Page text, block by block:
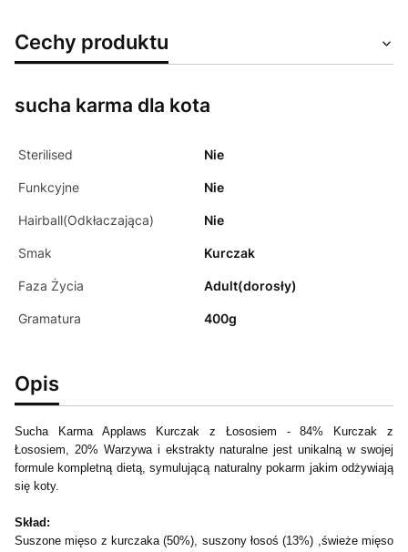
Cechy produktu
sucha karma dla kota
Sterilised Nie
Funkcyjne Nie
Hairball(Odkłaczająca) Nie
Smak Kurczak
Faza Życia Adult(dorosły)
Gramatura 400g
Opis
Sucha Karma Applaws Kurczak z Łososiem - 84% Kurczak z
Łososiem, 20% Warzywa i ekstrakty naturalne jest unikalną w swojej
formule kompletną dietą, symulującą naturalny pokarm jakim odżywiają
się koty.
Skład:
Suszone mięso z kurczaka (50%), suszony łosoś (13%) ,świeże mięso